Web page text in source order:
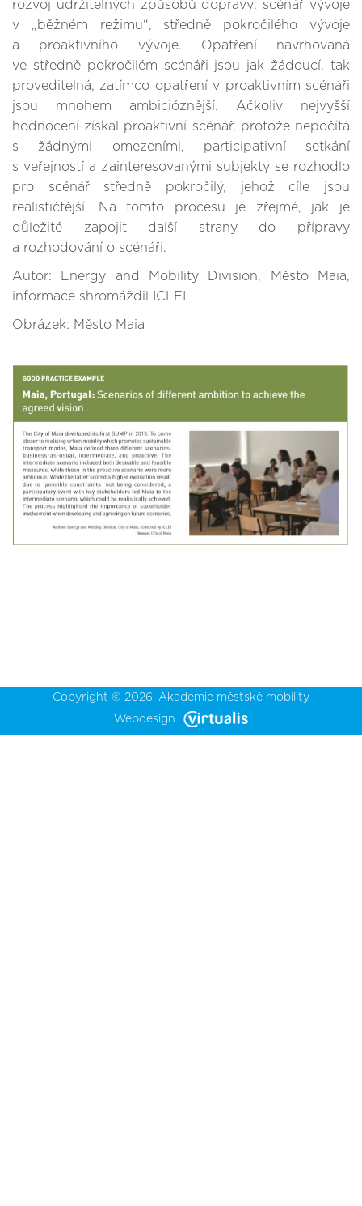
rozvoj udržitelných způsobů dopravy: scénář vývoje
v „běžném režimu“, středně pokročilého vývoje
a proaktivního vývoje. Opatření navrhovaná
ve středně pokročilém scénáři jsou jak žádoucí, tak
proveditelná, zatímco opatření v proaktivním scénáři
jsou mnohem ambicióznější. Ačkoliv nejvyšší
hodnocení získal proaktivní scénář, protože nepočítá
s žádnými omezeními, participativní setkání
s veřejností a zainteresovanými subjekty se rozhodlo
pro scénář středně pokročilý, jehož cíle jsou
realističtější. Na tomto procesu je zřejmé, jak je
důležité zapojit další strany do přípravy
a rozhodování o scénáři.
Autor: Energy and Mobility Division, Město Maia,
informace shromáždil ICLEI
Obrázek: Město Maia
Copyright © 2026, Akademie městské mobility
Webdesign